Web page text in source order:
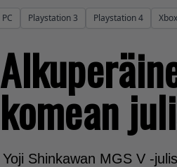
PC Playstation 3 Playstation 4
komean
Yoji Shinkawan MGS V -